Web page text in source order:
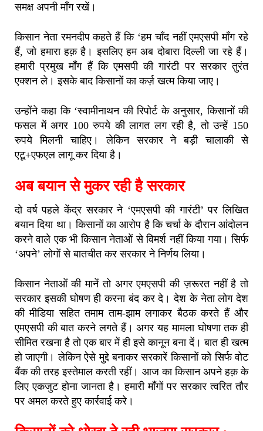
समक्ष अपनी माँग रखें।
किसान नेता रमनदीप कहते हैं कि ‘हम चाँद नहीं एमएसपी माँग रहे
हैं, जो हमारा हक़ है। इसलिए हम अब दोबारा दिल्ली जा रहे हैं।
हमारी प्रमुख माँग हैं कि एमसपी की गारंटी पर सरकार तुरंत
एक्शन ले। इसके बाद किसानों का कर्ज़ खत्म किया जाए।
उन्होंने कहा कि ‘स्वामीनाथन की रिपोर्ट के अनुसार, किसानों की
फसल में अगर 100 रुपये की लागत लग रही है, तो उन्हें 150
रुपये मिलनी चाहिए। लेकिन सरकार ने बड़ी चालाकी से
एटू+एफएल लागू कर दिया है।
अब बयान से मुकर रही है सरकार
दो वर्ष पहले केंद्र सरकार ने ‘एमएसपी की गारंटी’ पर लिखित
बयान दिया था। किसानों का आरोप है कि चर्चा के दौरान आंदोलन
करने वाले एक भी किसान नेताओं से विमर्श नहीं किया गया। सिर्फ
‘अपने’ लोगों से बातचीत कर सरकार ने निर्णय लिया।
किसान नेताओं की मानें तो अगर एमएसपी की ज़रूरत नहीं है तो
सरकार इसकी घोषण ही करना बंद कर दे। देश के नेता लोग देश
की मीडिया सहित तमाम ताम-झाम लगाकर बैठक करते हैं और
एमएसपी की बात करने लगते हैं। अगर यह मामला घोषणा तक ही
सीमित रखना है तो एक बार में ही इसे कानून बना दें। बात ही खत्म
हो जाएगी। लेकिन ऐसे मुद्दे बनाकर सरकारें किसानों को सिर्फ वोट
बैंक की तरह इस्तेमाल करती रहीं। आज का किसान अपने हक़ के
लिए एकजुट होना जानता है। हमारी माँगों पर सरकार त्वरित तौर
पर अमल करते हुए कार्रवाई करे।